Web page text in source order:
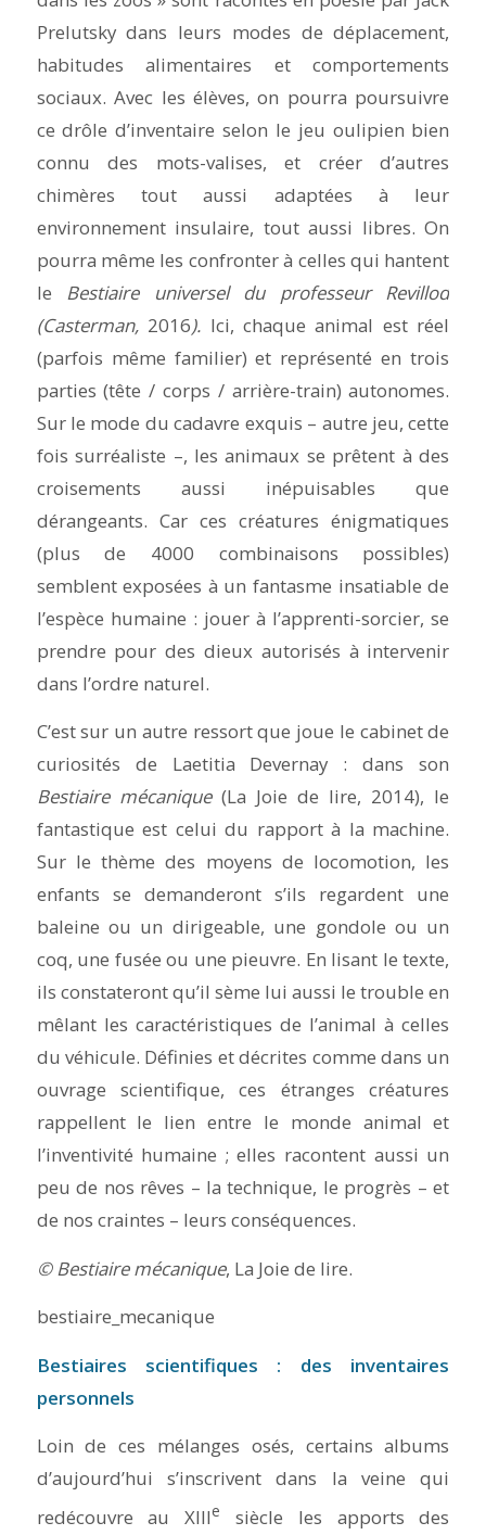
Prelutsky dans leurs modes de déplacement,
habitudes alimentaires et comportements
sociaux. Avec les élèves, on pourra poursuivre
ce drôle d’inventaire selon le jeu oulipien bien
connu des mots-valises, et créer d’autres
chimères tout aussi adaptées à leur
environnement insulaire, tout aussi libres. On
pourra même les confronter à celles qui hantent
le Bestiaire universel du professeur Revillod
(Casterman, 2016). Ici, chaque animal est réel
(parfois même familier) et représenté en trois
parties (tête / corps / arrière-train) autonomes.
Sur le mode du cadavre exquis – autre jeu, cette
fois surréaliste –, les animaux se prêtent à des
croisements aussi inépuisables que
dérangeants. Car ces créatures énigmatiques
(plus de 4000 combinaisons possibles)
semblent exposées à un fantasme insatiable de
l’espèce humaine : jouer à l’apprenti-sorcier, se
prendre pour des dieux autorisés à intervenir
dans l’ordre naturel.
C’est sur un autre ressort que joue le cabinet de
curiosités de Laetitia Devernay : dans son
Bestiaire mécanique(La Joie de lire, 2014), le
fantastique est celui du rapport à la machine.
Sur le thème des moyens de locomotion, les
enfants se demanderont s’ils regardent une
baleine ou un dirigeable, une gondole ou un
coq, une fusée ou une pieuvre. En lisant le texte,
ils constateront qu’il sème lui aussi le trouble en
mêlant les caractéristiques de l’animal à celles
du véhicule. Définies et décrites comme dans un
ouvrage scientifique, ces étranges créatures
rappellent le lien entre le monde animal et
l’inventivité humaine ; elles racontent aussi un
peu de nos rêves – la technique, le progrès – et
de nos craintes – leurs conséquences.
© Bestiaire mécanique, La Joie de lire.
bestiaire_mecanique
Bestiaires scientifiques : des inventaires
personnels
Loin de ces mélanges osés, certains albums
d’aujourd’hui s’inscrivent dans la veine qui
redécouvre au XIIIe
siècle les apports des